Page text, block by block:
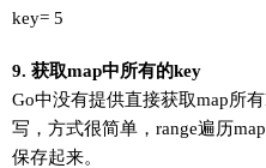
key= 5
9. 获取map中所有的key
Go中没有提供直接获取map所
写，方式很简单，range遍历
保存起来。